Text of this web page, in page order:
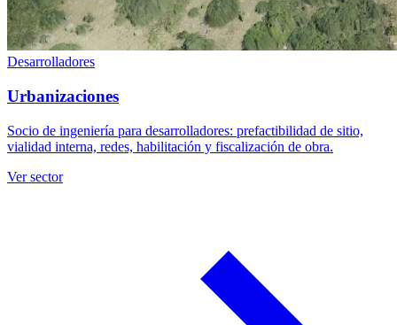
Desarrolladores
Urbanizaciones
Socio de ingeniería para desarrolladores: prefactibilidad de sitio,
vialidad interna, redes, habilitación y fiscalización de obra.
Ver sector